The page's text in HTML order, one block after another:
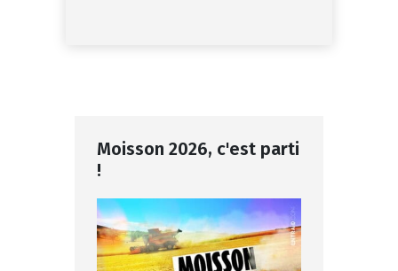
Moisson 2026, c'est parti
!